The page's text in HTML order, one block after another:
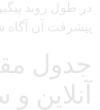
در طول روند
پیشرفت آن آگاه
جدول
آنلاین